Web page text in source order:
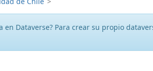
en Dataverse? Para crear su propio